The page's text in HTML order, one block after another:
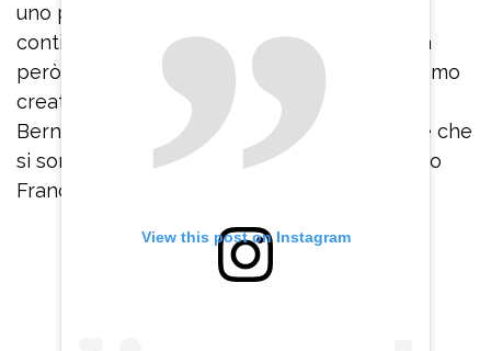
uno può vivere. Sono certo che ‘TvTalk’
continuerà la sua strada, rinnovandosi senza
però perdere quel tocco speciale che abbiamo
creato tutti insieme in questi anni”. Massimo
Bernardini ha elencato tutti i direttori di rete che
si sono succeduti in questi anni, tra cui “il caro
Franco Di Mare”.
View this post on Instagram